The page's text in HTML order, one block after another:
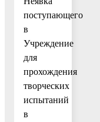
поступающего
в
Учреждение
для
прохождения
творческих
испытаний
в